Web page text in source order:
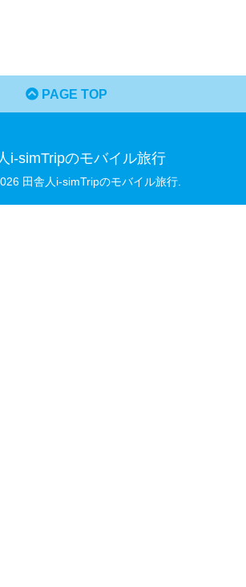
PAGE TOP
i-simTripのモバイル旅行
田舎人i-simTripのモバイル旅行.